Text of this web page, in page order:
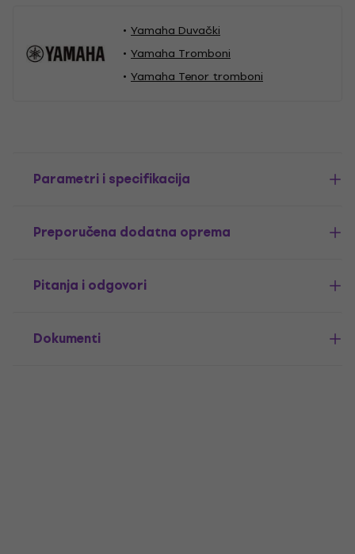
Yamaha Duvački
Yamaha Tromboni
Yamaha Tenor tromboni
Parametri i specifikacija
Preporučena dodatna oprema
Pitanja i odgovori
Dokumenti